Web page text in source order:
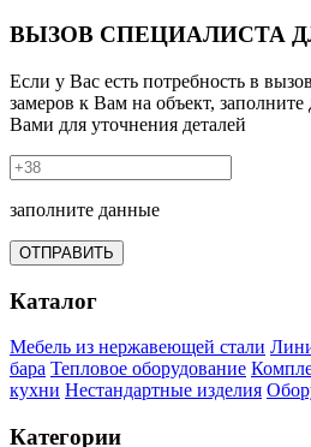
ВЫЗОВ СПЕЦИАЛИСТА
Если у Вас есть потребность в
замеров к Вам на объект,
Вами для уточнения деталей
заполните данные
ОТПРАВИТЬ
Каталог
Мебель из нержавеющей стали
бара Тепловое оборудование
кухни Нестандартные изделия
Категории